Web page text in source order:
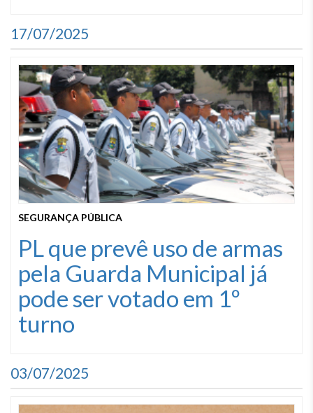
17/07/2025
SEGURANÇA PÚBLICA
PL que prevê uso de armas
pela Guarda Municipal já
pode ser votado em 1º
turno
03/07/2025